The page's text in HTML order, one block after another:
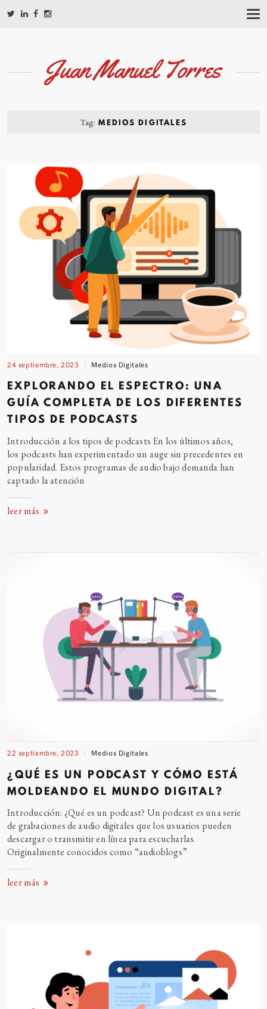
T
Juan Manuel Torres
Tag: MEDIOS DIGITALES
24 septiembre, 2023 Medios Digitales
EXPLORANDO EL ESPECTRO: UNA
GUÍA COMPLETA DE LOS DIFERENTES
TIPOS DE PODCASTS
Introducción a los tipos de podcasts En los últimos años,
los podcasts han experimentado un auge sin precedentes en
popularidad. Estos programas de audio bajo demanda han
captado la atención
leer más
22 septiembre, 2023 Medios Digitales
¿QUÉ ES UN PODCAST Y CÓMO ESTÁ
MOLDEANDO EL MUNDO DIGITAL?
Introducción: ¿Qué es un podcast? Un podcast es una serie
de grabaciones de audio digitales que los usuarios pueden
descargar o transmitir en línea para escucharlas.
Originalmente conocidos como “audioblogs”
leer más